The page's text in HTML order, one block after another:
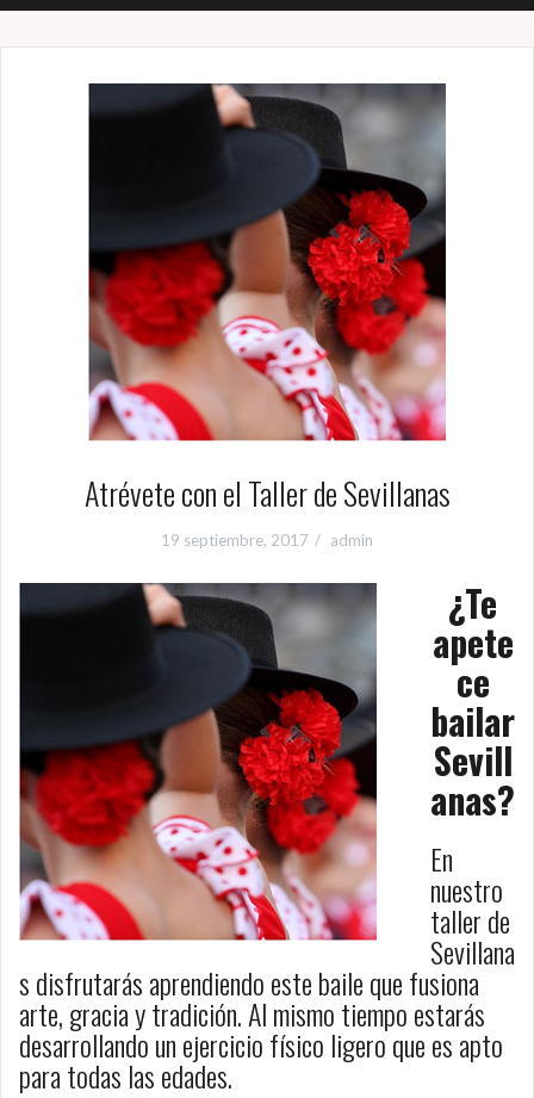
Atrévete con el Taller de Sevillanas
19 septiembre, 2017 admin
¿Te
apete
ce
bailar
Sevill
anas?
En
nuestro
taller de
Sevillana
s disfrutarás aprendiendo este baile que fusiona
arte, gracia y tradición. Al mismo tiempo estarás
desarrollando un ejercicio físico ligero que es apto
para todas las edades.